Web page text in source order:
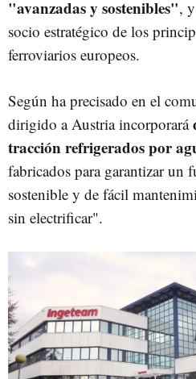
"avanzadas y sostenibles",
socio estratégico de los
ferroviarios europeos.
Según ha precisado en el
dirigido a Austria incorporará
tracción refrigerados por
fabricados para garantizar un
sostenible y de fácil
sin electrificar".